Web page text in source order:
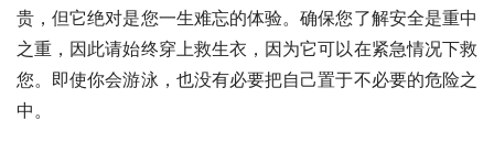
贵，但它绝对是您一生难忘的体验。确保您了解安全是重中
之重，因此请始终穿上救生衣，因为它可以在紧急情况下救
您。即使你会游泳，也没有必要把自己置于不必要的危险之
中。